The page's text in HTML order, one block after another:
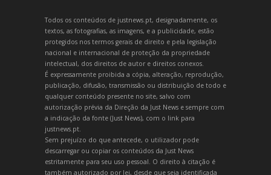
Todos os conteúdos de justnews.pt, designadamente, os
textos, as fotografias, as imagens, e a publicidade, estão
protegidos nos termos gerais de direito e pela legislação
nacional e internacional de proteção da propriedade
intelectual, dos direitos de autor e direitos conexos.
É expressamente proibida a cópia, alteração, reprodução,
publicação, difusão, transmissão ou distribuição de todo e
qualquer conteúdo presente no site, salvo com
autorização prévia da Direção da Just News e sempre com
a indicação da fonte (Just News), com o link para
justnews.pt.
Sem prejuízo do que antecede, o utilizador pode
descarregar ou copiar os conteúdos da Just News
estritamente para seu uso pessoal. O direito à citação é
também autorizado por lei, desde que seja identificada